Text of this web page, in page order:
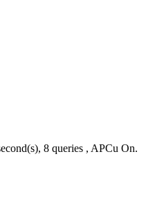
8 queries , APCu On.